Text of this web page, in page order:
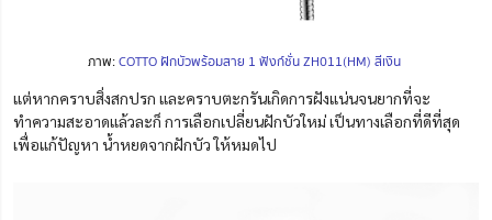
ภาพ:COTTO ฝักบัวพร้อมสาย 1 ฟังก์ชั่น ZH011(HM) สีเงิน
แต่หากคราบสิ่งสกปรก และคราบตะกรันเกิดการฝังแน่นจนยากที่จะ
ทำความสะอาดแล้วละก็ การเลือกเปลี่ยนฝักบัวใหม่ เป็นทางเลือกที่ดีที่สุด
เพื่อแก้ปัญหา น้ำหยดจากฝักบัว ให้หมดไป